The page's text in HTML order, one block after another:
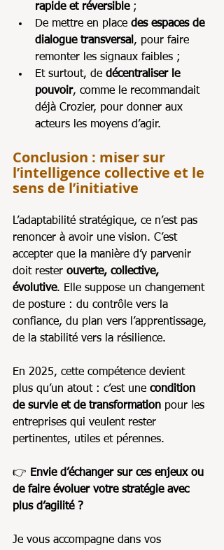
rapide et réversible ;
De mettre en place des espaces de
dialogue transversal , pour faire
remonter les signaux faibles ;
Et surtout, de décentraliser le
pouvoir, comme le recommandait
déjà Crozier, pour donner aux
acteurs les moyens d’agir.
Conclusion : miser sur
l’intelligence collective et le
sens de l’initiative
L’adaptabilité stratégique, ce n’est pas
renoncer à avoir une vision. C’est
accepter que la manière d’y parvenir
doit rester ouverte, collective,
évolutive. Elle suppose un changement
de posture : du contrôle vers la
confiance, du plan vers l’apprentissage,
de la stabilité vers la résilience.
En 2025, cette compétence devient
plus qu’un atout : c’est une condition
de survie et de transformation pour les
entreprises qui veulent rester
pertinentes, utiles et pérennes.
👉 Envie d’échanger sur ces enjeux ou
de faire évoluer votre stratégie avec
plus d’agilité ?
Je vous accompagne dans vos